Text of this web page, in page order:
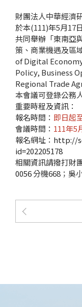
財團法人中華經濟
於本(111)年5月17
共同舉辦「東南亞
策、商業機遇及區
of Digital
Policy, Business
Regional Trade
本會議可登錄公務
重要時程及資訊：
報名時間： 即日起
會議時間： 111年5
報名網址： http://
id=202205178
相關資訊請撥打財
0056分機668；吳